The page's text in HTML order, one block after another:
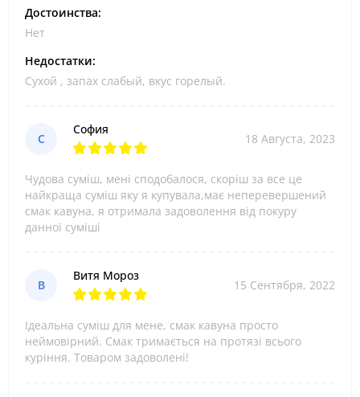
Достоинства:
Нет
Недостатки:
Сухой , запах слабый, вкус горелый.
С
София
18 Августа, 2023
Чудова суміш, мені сподобалося, скоріш за все це
найкраща суміш яку я купувала,має неперевершений
смак кавуна, я отримала задоволення від покуру
данної суміші
В
Витя Мороз
15 Сентября, 2022
Ідеальна суміш для мене, смак кавуна просто
неймовірний. Смак тримається на протязі всього
куріння. Товаром задоволені!